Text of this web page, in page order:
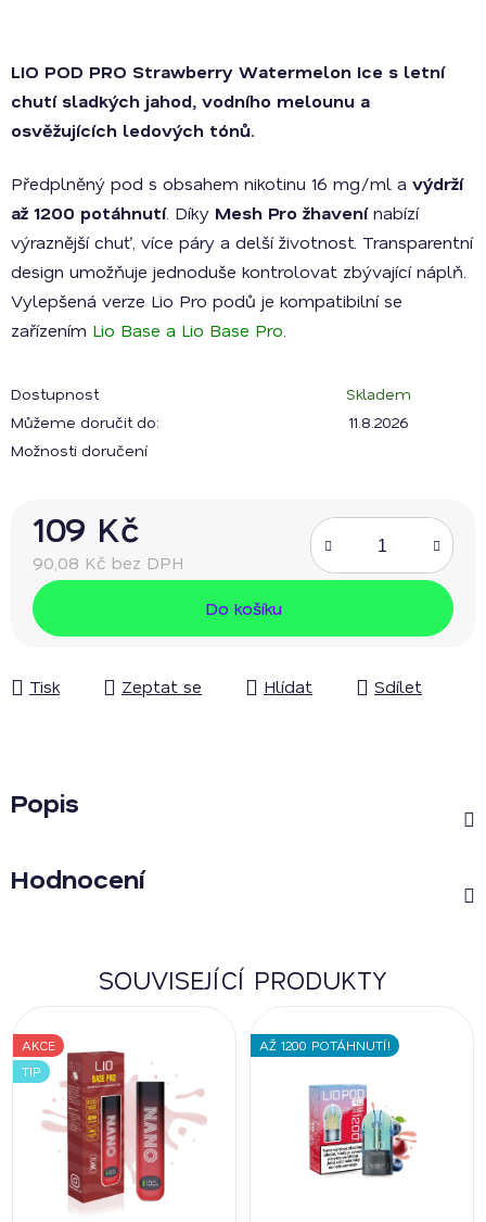
LIO POD PRO Strawberry Watermelon Ice s letní
chutí sladkých jahod, vodního melounu a
osvěžujících ledových tónů.
Předplněný pod s obsahem nikotinu 16 mg/ml a výdrží
až 1200 potáhnutí. Díky Mesh Pro žhavenínabízí
výraznější chuť, více páry a delší životnost. Transparentní
design umožňuje jednoduše kontrolovat zbývající náplň.
Vylepšená verze Lio Pro podů je kompatibilní se
zařízením Lio Base a Lio Base Pro
Dostupnost
Skladem
Můžeme doručit do:
11.8.2026
Možnosti doručení
109 Kč
90,08 Kč bez DPH
Měrná cena:
Do košíku
Tisk Zeptat se Hlídat Sdílet
Popis
Hodnocení
SOUVISEJÍCÍ PRODUKTY
AKCE
TIP
AŽ 1200 POTÁHNUTÍ!